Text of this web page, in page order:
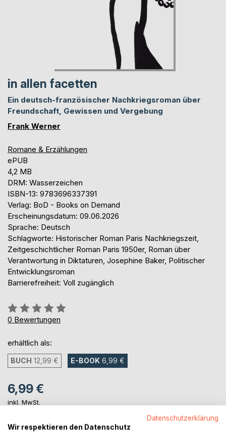
in allen facetten
Ein deutsch-französischer Nachkriegsroman über
Freundschaft, Gewissen und Vergebung
Frank Werner
Romane & Erzählungen
ePUB
4,2 MB
DRM: Wasserzeichen
ISBN-13: 9783696337391
Verlag: BoD - Books on Demand
Erscheinungsdatum: 09.06.2026
Sprache: Deutsch
Schlagworte: Historischer Roman Paris Nachkriegszeit,
Zeitgeschichtlicher Roman Paris 1950er, Roman über
Verantwortung in Diktaturen, Josephine Baker, Politischer
Entwicklungsroman
Barrierefreiheit: Voll zugänglich
Bewertung::
0%
0 Bewertungen
erhältlich als:
BUCH 12,99 € E-BOOK 6,99 €
6,99 €
inkl. MwSt.
Datenschutzerklärung
Wir respektieren den Datenschutz